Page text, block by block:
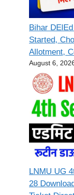
Bihar
Started,
Allotment,
August 6,
LNMU UG
28